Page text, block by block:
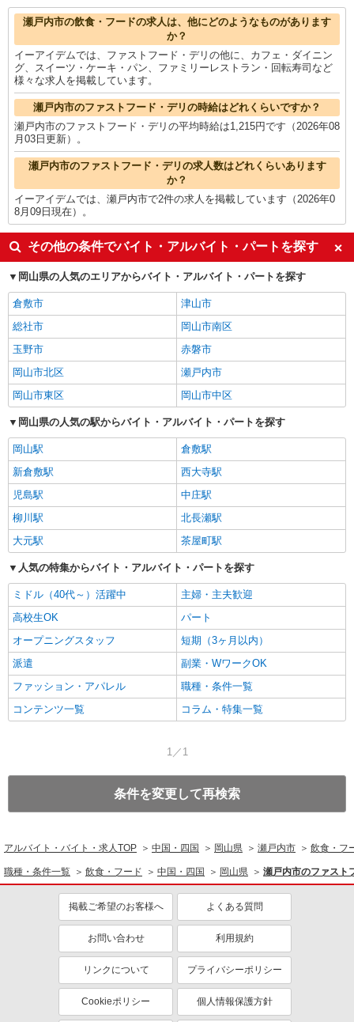
ファストフード・デリ1,215円
瀬戸内市の他の職種の平均時給を見る
瀬戸内市の飲食・フードの求人は、他にどのようなものがあります
か？
イーアイデムでは、ファストフード・デリの他に、カフェ・ダイニン
グ、スイーツ・ケーキ・パン、ファミリーレストラン・回転寿司など
様々な求人を掲載しています。
瀬戸内市のファストフード・デリの時給はどれくらいですか？
瀬戸内市のファストフード・デリの平均時給は1,215円です（2026年08
月03日更新）。
瀬戸内市のファストフード・デリの求人数はどれくらいあります
か？
イーアイデムでは、瀬戸内市で2件の求人を掲載しています（2026年0
8月09日現在）。
その他の条件でバイト・アルバイト・パートを探す
岡山県の人気のエリアからバイト・アルバイト・パートを探す
倉敷市
津山市
総社市
岡山市南区
玉野市
赤磐市
岡山市北区
瀬戸内市
岡山市東区
岡山市中区
岡山県の人気の駅からバイト・アルバイト・パートを探す
岡山駅
倉敷駅
新倉敷駅
西大寺駅
児島駅
中庄駅
柳川駅
北長瀬駅
大元駅
茶屋町駅
人気の特集からバイト・アルバイト・パートを探す
ミドル（40代～）活躍中
主婦・主夫歓迎
高校生OK
パート
オープニングスタッフ
短期（3ヶ月以内）
派遣
副業・WワークOK
ファッション・アパレル
職種・条件一覧
コンテンツ一覧
コラム・特集一覧
1／1
条件を変更して再検索
アルバイト・バイト・求人TOP 中国・四国 岡山県 瀬戸内市 飲食・フ
職種・条件一覧 飲食・フード 中国・四国 岡山県 瀬戸内市のファスト
掲載ご希望のお客様へ よくある質問
お問い合わせ 利用規約
リンクについて プライバシーポリシー
Cookieポリシー 個人情報保護方針